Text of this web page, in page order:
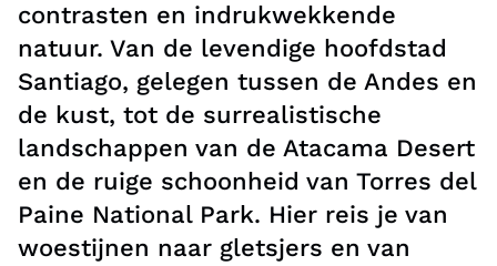
contrasten en indrukwekkende
natuur. Van de levendige hoofdstad
Santiago, gelegen tussen de Andes en
de kust, tot de surrealistische
landschappen van de Atacama Desert
en de ruige schoonheid van Torres del
Paine National Park. Hier reis je van
woestijnen naar gletsjers en van